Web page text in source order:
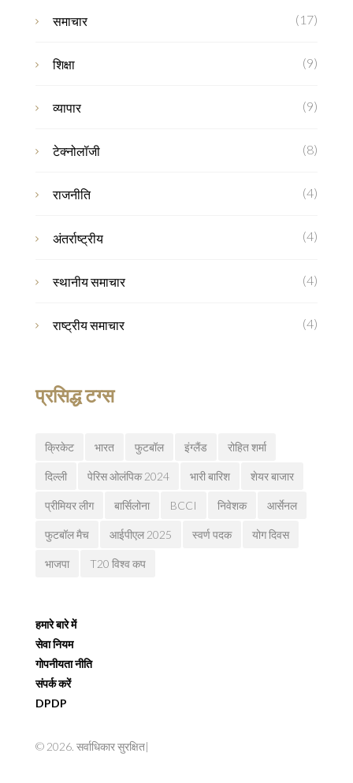
समाचार (17)
शिक्षा (9)
व्यापार (9)
टेक्नोलॉजी (8)
राजनीति (4)
अंतर्राष्ट्रीय (4)
स्थानीय समाचार (4)
राष्ट्रीय समाचार (4)
प्रसिद्ध टग्स
क्रिकेट भारत फुटबॉल इंग्लैंड रोहित शर्मा
दिल्ली पेरिस ओलंपिक 2024 भारी बारिश शेयर बाजार
प्रीमियर लीग बार्सिलोना BCCI निवेशक आर्सेनल
फुटबॉल मैच आईपीएल 2025 स्वर्ण पदक योग दिवस
भाजपा T20 विश्व कप
हमारे बारे में
सेवा नियम
गोपनीयता नीति
संपर्क करें
DPDP
© 2026. सर्वाधिकार सुरक्षित|